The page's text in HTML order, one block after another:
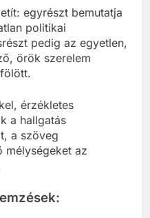
egyrészt bemutatja
politikai
pedig az egyetlen,
örök szerelem
érzékletes
a hallgatás
a szöveg
mélységeket az